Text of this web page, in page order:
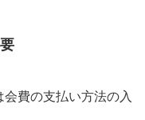
費の支払い方法の入